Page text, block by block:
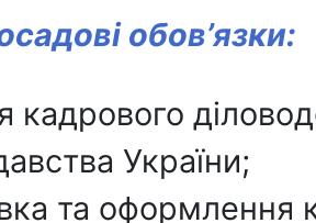
обов’язки:
кадрового
України;
та оформлення